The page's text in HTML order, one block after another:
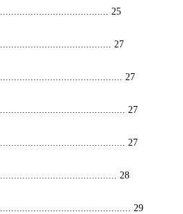
25
27
27
27
27
28
29